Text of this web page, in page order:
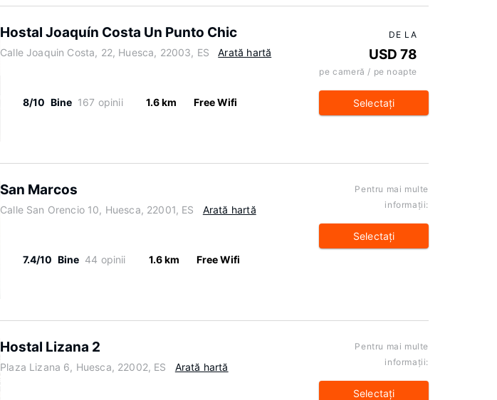
Hostal Joaquín Costa Un Punto Chic
Calle Joaquin Costa, 22, Huesca, 22003, ES Arată hartă
8/10 Bine 167 opinii 1.6 km Free Wifi
DE LA
USD 78
pe cameră / pe noapte
Selectaţi
San Marcos
Calle San Orencio 10, Huesca, 22001, ES Arată hartă
7.4/10 Bine 44 opinii 1.6 km Free Wifi
Pentru mai multe
informaţii:
Selectaţi
Hostal Lizana 2
Plaza Lizana 6, Huesca, 22002, ES Arată hartă
Pentru mai multe
informaţii:
Selectaţi